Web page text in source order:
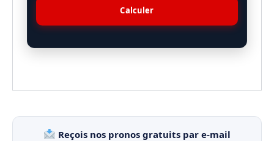
Calculer
Reçois nos pronos gratuits par e-mail